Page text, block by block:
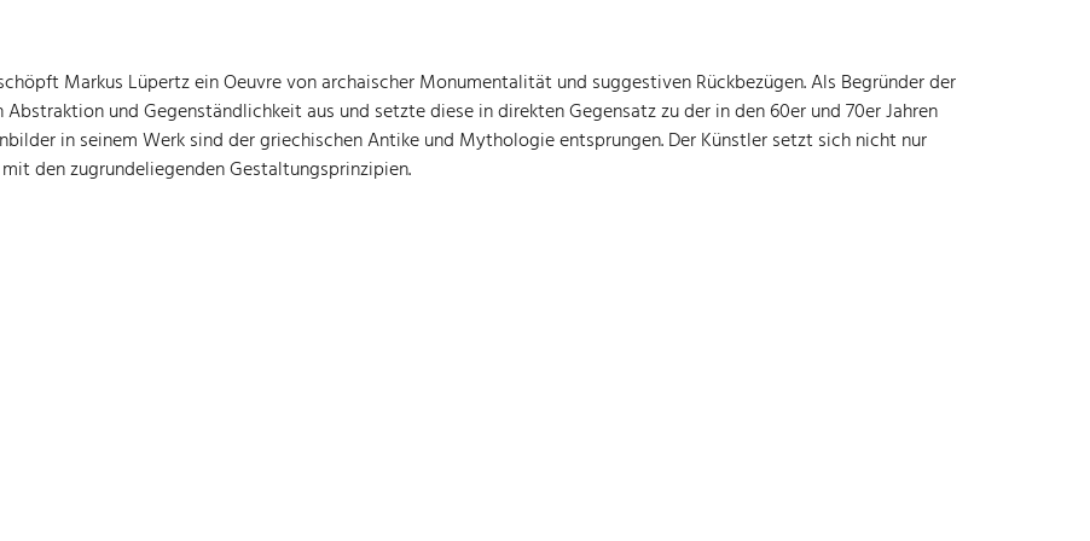
Markus Lüpertz ein Oeuvre von archaischer Monumentalität und suggestiven Rückbezügen. Als Begründer der
und Gegenständlichkeit aus und setzte diese in direkten Gegensatz zu der in den 60er und 70er Jahren
in seinem Werk sind der griechischen Antike und Mythologie entsprungen. Der Künstler setzt sich nicht nur
den zugrundeliegenden Gestaltungsprinzipien.